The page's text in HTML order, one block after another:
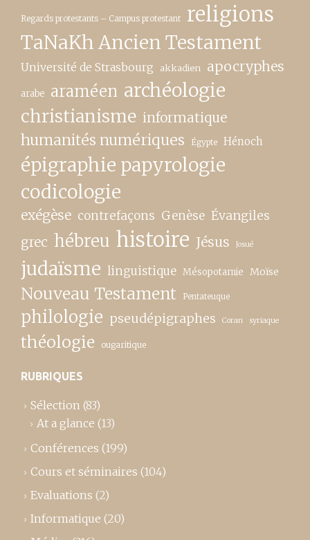
Regards protestants – Campus protestant religions
TaNaKh Ancien Testament
Université de Strasbourg akkadien apocryphes
arabe araméen archéologie
christianisme informatique
humanités numériques Égypte Hénoch
épigraphie papyrologie
codicologie
exégèse contrefaçons Genèse Évangiles
grec hébreu histoire Jésus Josué
judaïsme linguistique Mésopotamie Moïse
Nouveau Testament Pentateuque
philologie pseudépigraphes Coran syriaque
théologie ougaritique
RUBRIQUES
Sélection (83)
At a glance (13)
Conférences (199)
Cours et séminaires (104)
Evaluations (2)
Informatique (20)